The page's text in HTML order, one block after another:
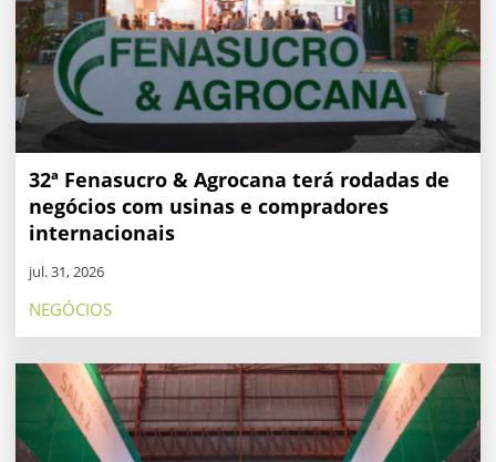
32ª Fenasucro & Agrocana terá rodadas de
negócios com usinas e compradores
internacionais
jul. 31, 2026
NEGÓCIOS